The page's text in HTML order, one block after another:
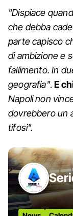
"Dispiace
che debba
parte capisco
di ambizione e
fallimento. In
geografia".E
Napoli non
dovrebbero un
tifosi".